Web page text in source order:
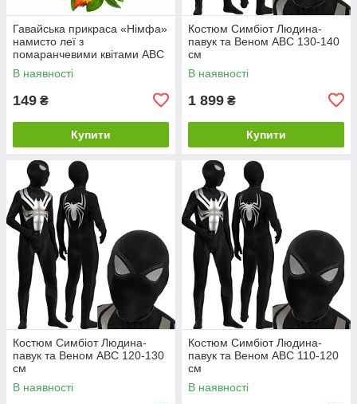
Гавайська прикраса «Німфа»
намисто леї з
помаранчевими квітами ABC
В наявності
149 ₴
Купити
Костюм Симбіот Людина-
павук та Веном ABC 130-140
см
В наявності
1 899 ₴
Купити
Костюм Симбіот Людина-
павук та Веном ABC 120-130
см
В наявності
Костюм Симбіот Людина-
павук та Веном ABC 110-120
см
В наявності